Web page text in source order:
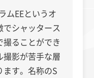
ムEEというオ
シャッタース
撮ることができ
撮影が苦手な層
す。名称のS